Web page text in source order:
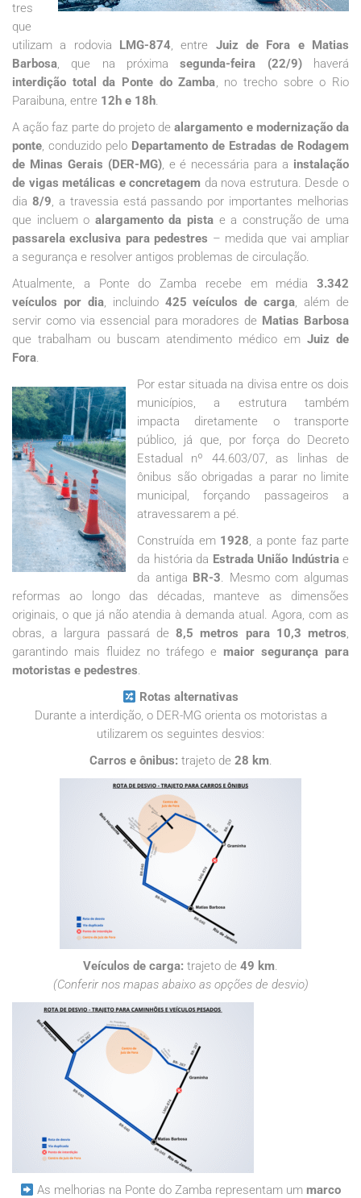
tres
que
utilizam a rodovia LMG-874, entre Juiz de Fora e Matias
Barbosa, que na próximasegunda-feira (22/9)haverá
interdição total da Ponte do Zamba, no trecho sobre o Rio
Paraibuna, entre 12h e 18h.
A ação faz parte do projeto dealargamento e modernização da
ponte, conduzido pelo Departamento de Estradas de Rodagem
de Minas Gerais (DER-MG), e é necessária para a instalação
de vigas metálicas e concretagem da nova estrutura. Desde o
dia 8/9, a travessia está passando por importantes melhorias
que incluem o alargamento da pista e a construção de uma
passarela exclusiva para pedestres – medida que vai ampliar
a segurança e resolver antigos problemas de circulação.
Atualmente, a Ponte do Zamba recebe em média 3.342
veículos por dia, incluindo 425 veículos de carga, além de
servir como via essencial para moradores de Matias Barbosa
que trabalham ou buscam atendimento médico em Juiz de
Fora.
Por estar situada na divisa entre os dois
municípios, a estrutura também
impacta diretamente o transporte
público, já que, por força do Decreto
Estadual nº 44.603/07, as linhas de
ônibus são obrigadas a parar no limite
municipal, forçando passageiros a
atravessarem a pé.
Construída em 1928, a ponte faz parte
da história da Estrada União Indústriae
da antiga BR-3. Mesmo com algumas
reformas ao longo das décadas, manteve as dimensões
originais, o que já não atendia à demanda atual. Agora, com as
obras, a largura passará de8,5 metros para 10,3 metros,
garantindo mais fluidez no tráfego e maior segurança para
motoristas e pedestres.
Rotas alternativas
Durante a interdição, o DER-MG orienta os motoristas a
utilizarem os seguintes desvios:
Carros e ônibus: trajeto de 28 km.
Veículos de carga: trajeto de 49 km.
(Conferir nos mapas abaixo as opções de desvio)
As melhorias na Ponte do Zamba representam um marco